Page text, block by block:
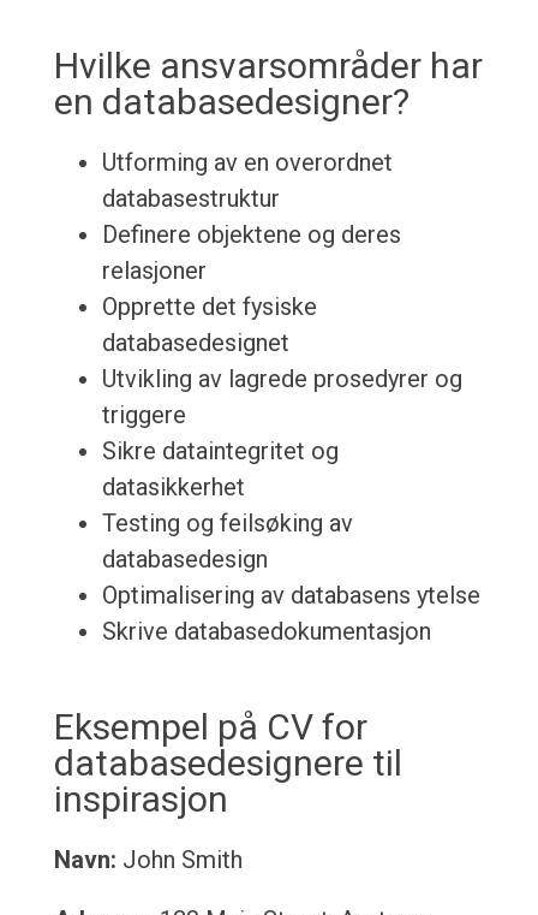
Hvilke ansvarsområder har
en databasedesigner?
Utforming av en overordnet
databasestruktur
Definere objektene og deres
relasjoner
Opprette det fysiske
databasedesignet
Utvikling av lagrede prosedyrer og
triggere
Sikre dataintegritet og
datasikkerhet
Testing og feilsøking av
databasedesign
Optimalisering av databasens ytelse
Skrive databasedokumentasjon
Eksempel på CV for
databasedesignere til
inspirasjon
Navn: John Smith